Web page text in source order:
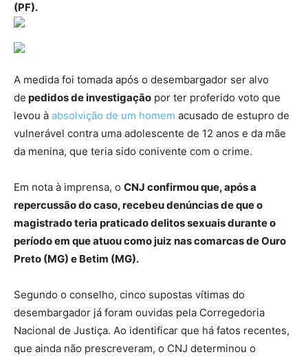
(PF).
A medida foi tomada após o desembargador ser alvo
de pedidos de investigação por ter proferido voto que
levou à absolvição de um homem acusado de estupro de
vulnerável contra uma adolescente de 12 anos e da mãe
da menina, que teria sido conivente com o crime.
Em nota à imprensa, o CNJ confirmou que, após a
repercussão do caso, recebeu denúncias de que o
magistrado teria praticado delitos sexuais durante o
período em que atuou como juiz nas comarcas de Ouro
Preto (MG) e Betim (MG).
Segundo o conselho, cinco supostas vítimas do
desembargador já foram ouvidas pela Corregedoria
Nacional de Justiça. Ao identificar que há fatos recentes,
que ainda não prescreveram, o CNJ determinou o